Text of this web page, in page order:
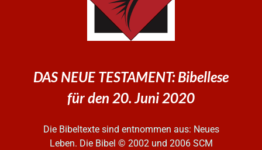
DAS NEUE TESTAMENT: Bibellese
für den 20. Juni 2020
Die Bibeltexte sind entnommen aus: Neues
Leben. Die Bibel © 2002 und 2006 SCM